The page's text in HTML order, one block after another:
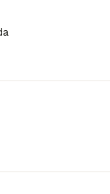
curioso, lo
otros
ser un
pelaje